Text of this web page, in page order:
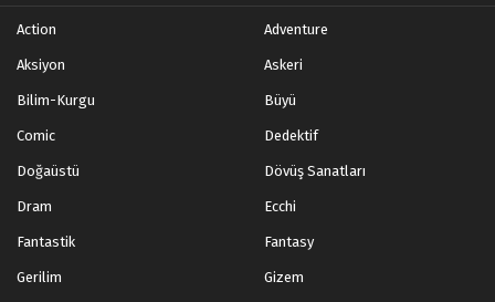
Action Adventure
Aksiyon Askeri
Bilim-Kurgu Büyü
Comic Dedektif
Doğaüstü Dövüş Sanatları
Dram Ecchi
Fantastik Fantasy
Gerilim Gizem